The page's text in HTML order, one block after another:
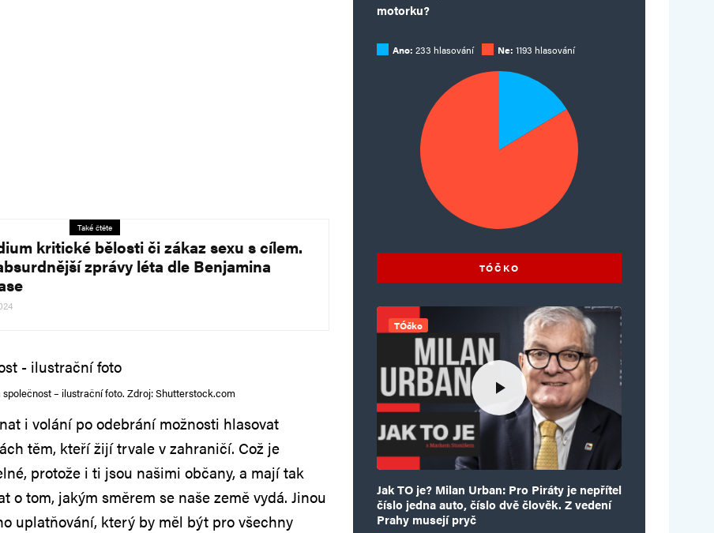
Také čtěte
kritické bělosti či zákaz sexu s cílem.
zprávy léta dle Benjamina
společnost – ilustrační foto. Zdroj: Shutterstock.com
i volání po odebrání možnosti hlasovat
těm, kteří žijí trvale v zahraničí. Což je
protože i ti jsou našimi občany, a mají tak
o tom, jakým směrem se naše země vydá. Jinou
uplatňování, který by měl být pro všechny
motorku?
Ano: 233 hlasování Ne: 1193 hlasování
TÓČKO
TÓčko
Jak TO je? Milan Urban: Pro Piráty je nepřítel
číslo jedna auto, číslo dvě člověk. Z vedení
Prahy musejí pryč